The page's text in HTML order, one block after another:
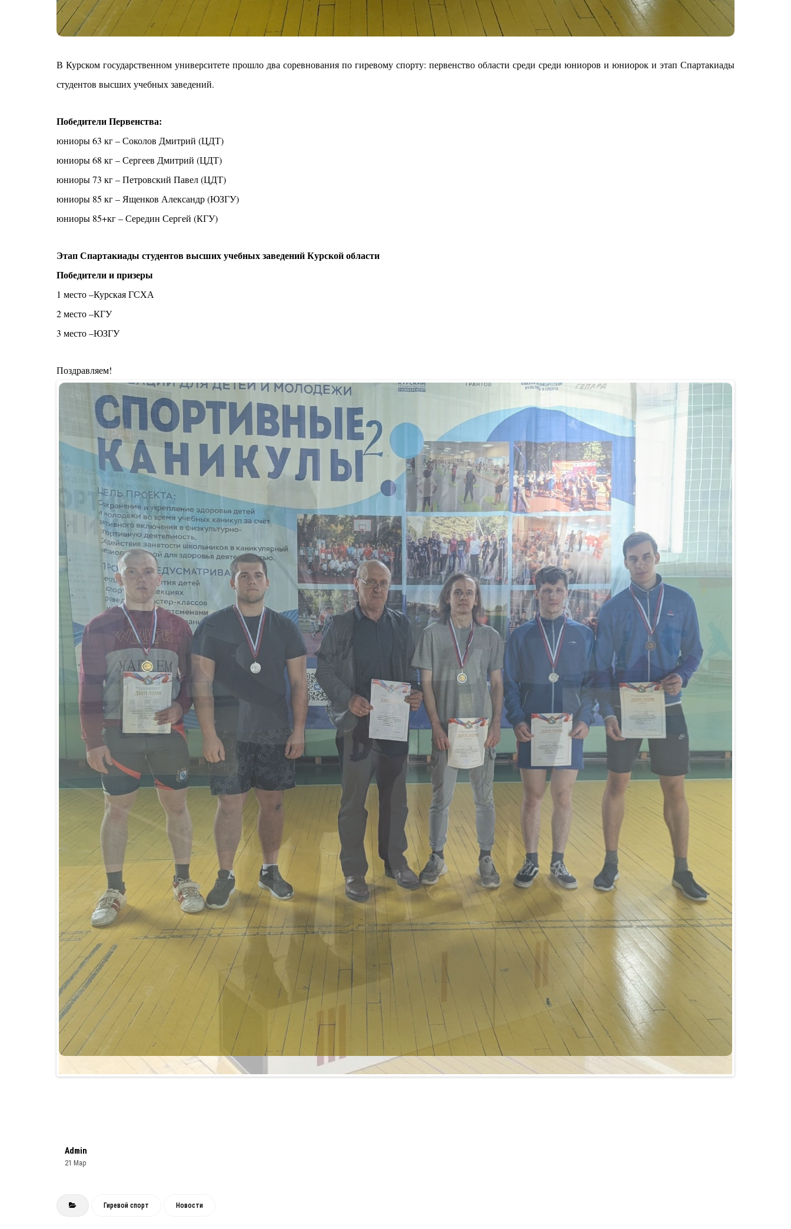
В Курском государственном университете прошло два соревнования по гиревому спорту: первенство области среди среди юниоров и юниорок и этап Спартакиады
студентов высших учебных заведений.
Победители Первенства:
юниоры 63 кг – Соколов Дмитрий (ЦДТ)
юниоры 68 кг – Сергеев Дмитрий (ЦДТ)
юниоры 73 кг – Петровский Павел (ЦДТ)
юниоры 85 кг – Ященков Александр (ЮЗГУ)
юниоры 85+кг – Середин Сергей (КГУ)
Этап Спартакиады студентов высших учебных заведений Курской области
Победители и призеры
1 место –Курская ГСХА
2 место –КГУ
3 место –ЮЗГУ
Поздравляем!
Admin
21 Мар
Гиревой спорт Новости